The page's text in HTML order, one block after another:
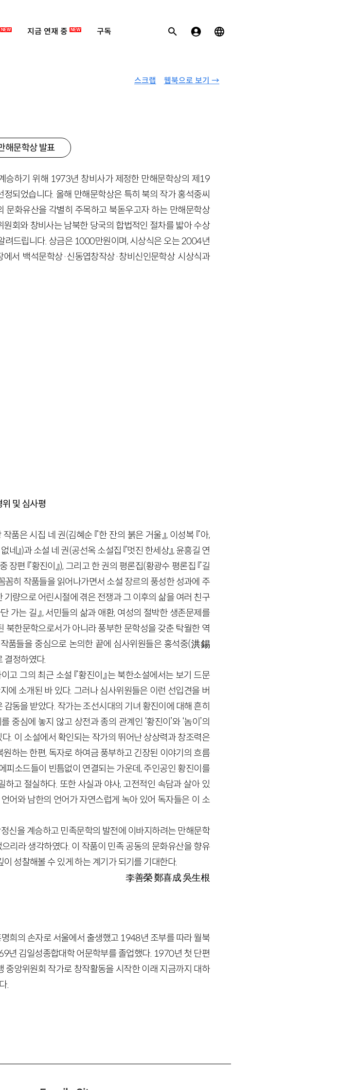
NEW 지금 연재 중 NEW 구독
웹북으로 보기 →
스크랩
해문학상 발표
승하기 위해 1973년 창비사가 제정한 만해문학상의 제19
되었습니다. 올해 만해문학상은 특히 북의 작가 홍석중씨
문화유산을 각별히 주목하고 북돋우고자 하는 만해문학상
회와 창비사는 남북한 당국의 합법적인 절차를 밟아 수상
려드립니다. 상금은 1000만원이며, 시상식은 오는 2004년
서 백석문학상·신동엽창작상·창비신인문학상 시상식과
및 심사평
은 시집 네 권(김혜순 『한 잔의 붉은 거울』, 이성복 『아,
네』)과 소설 네 권(공선옥 소설집 『멋진 한세상』, 윤흥길 연
장편 『황진이』), 그리고 한 권의 평론집(황광수 평론집 『길
꼼히 작품들을 읽어나가면서 소설 장르의 풍성한 성과에 주
량으로 어린시절에 겪은 전쟁과 그 이후의 삶을 여러 친구
가는 길』, 서민들의 삶과 애환, 여성의 절박한 생존문제를
북한문학으로서가 아니라 풍부한 문학성을 갖춘 탁월한 역
품들을 중심으로 논의한 끝에 심사위원들은 홍석중(洪錫
결정하였다.
그의 최근 소설 『황진이』는 북한소설에서는 보기 드문
에 소개된 바 있다. 그러나 심사위원들은 이런 선입견을 버
동을 받았다. 작가는 조선시대의 기녀 황진이에 대해 흔히
심에 놓지 않고 상전과 종의 관계인 ‘황진이’와 ‘놈이’의
. 이 소설에서 확인되는 작가의 뛰어난 상상력과 창조력은
하는 한편, 독자로 하여금 풍부하고 긴장된 이야기의 흐름
피소드들이 빈틈없이 연결되는 가운데, 주인공인 황진이를
고 절실하다. 또한 사실과 야사, 고전적인 속담과 살아 있
어와 남한의 언어가 자연스럽게 녹아 있어 독자들은 이 소
신을 계승하고 민족문학의 발전에 이바지하려는 만해문학
리라 생각하였다. 이 작품이 민족 공동의 문화유산을 향유
성찰해볼 수 있게 하는 계기가 되기를 기대한다.
李善榮 鄭喜成 吳生根
희의 손자로 서울에서 출생했고 1948년 조부를 따라 월북
년 김일성종합대학 어문학부를 졸업했다. 1970년 첫 단편
중앙위원회 작가로 창작활동을 시작한 이래 지금까지 대하
.